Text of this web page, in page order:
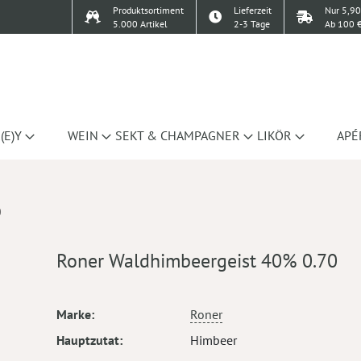
Produktsortiment
5.000 Artikel
Lieferzeit
2-3 Tage
Nur
Ab 100
WEIN SEKT & CHAMPAGNER LIKÖR
Roner Waldhimbeergeist 40% 0.70
Mehr
Marke
Roner
Hauptzutat
Himbeer